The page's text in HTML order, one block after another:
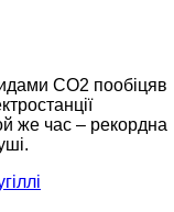
CO2 пообіцяв
же час – рекордна